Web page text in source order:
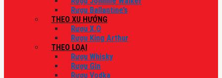
Rượu Ballantine’s
THEO XU HƯỚNG
Rượu X.O
Rượu King Arthur
THEO LOẠI
Rượu Whisky
Rượu Gin
Rượu Vodka